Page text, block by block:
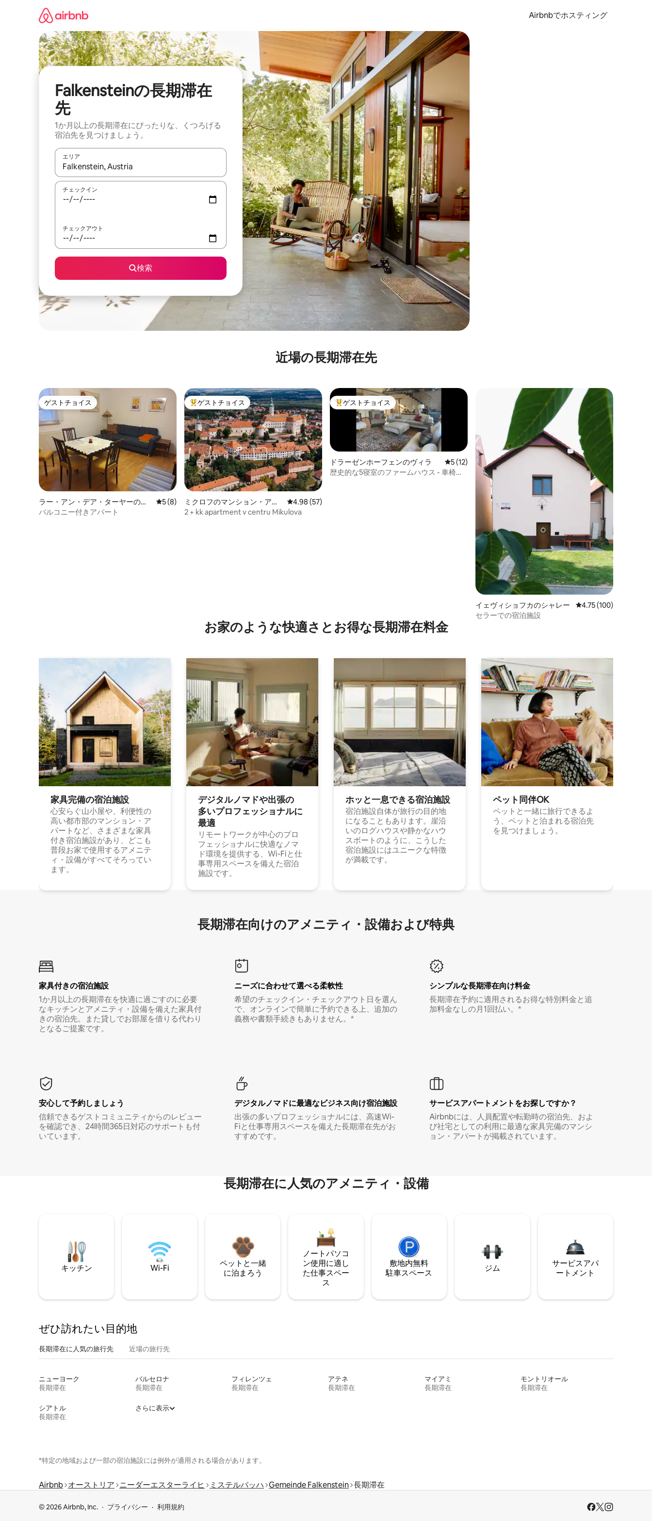
Airbnbでホスティング
Falkensteinの長期滞在
先
1か月以上の長期滞在にぴったりな、くつろげる
宿泊先を見つけましょう。
エリア
検索結果が表示されたら、上下の矢印キーを使って移動するか、画面をタッチまたはスワイプして検索結果を確認することができます。
チェックイン
チェックアウト
検索
近場の長期滞在先
ゲストチョイス
ゲストチョイス
ラー・アン・デア・ターヤーのマ
ンション・アパート
レビュー8件、5つ星中5つ星の平均評価
5 (8)
バルコニー付きアパート
大好評のゲストチョイスです。
ゲストチョイス
ミクロフのマンション・アパ
ート
レビュー57件、5つ星中4.98つ星の平均評価
4.98 (57)
2 + kk apartment v centru Mikulova
大好評のゲストチョイスです。
ゲストチョイス
ドラーゼンホーフェンのヴィラ レビュー12件、5つ星中5つ星の平均評価
5 (12)
歴史的な5寝室のファームハウス - 車椅子
イェヴィショフカのシャレー レビュー100件、5つ
4.75 (100)
セラーでの宿泊施設
お家のような快⁠適⁠さ⁠とお⁠得⁠な長⁠期⁠滞⁠在料⁠金
家具完備の宿⁠泊⁠施⁠設
心安らぐ山小屋や、利便性の
高い都市部のマンション・ア
パートなど、さまざまな家具
付き宿泊施設があり、どこも
普段お家で使用するアメニテ
ィ・設備がすべてそろってい
ます。
デジタルノマドや出⁠張⁠の
多⁠いプ⁠ロ⁠フ⁠ェ⁠ッ⁠シ⁠ョ⁠ナ⁠ル⁠に
最⁠適
リモートワークが中心のプロ
フェッショナルに快適なノマ
ド環境を提供する、Wi-Fiと仕
事専用スペースを備えた宿泊
施設です。
ホッと一⁠息⁠で⁠き⁠る宿⁠泊施⁠設
宿泊施設自体が旅行の目的地
になることもあります。崖沿
いのログハウスや静かなハウ
スボートのように、こうした
宿泊施設にはユニークな特徴
が満載です。
ペット同⁠伴OK
ペットと一緒に旅行できるよ
う、ペットと泊まれる宿泊先
を見つけましょう。
長期滞在向け⁠のア⁠メ⁠ニ⁠テ⁠ィ⁠・設⁠備⁠および特⁠典
家具付き⁠の宿⁠泊⁠施⁠設
1か月以上の長期滞在を快適に過ごすのに必要
なキッチンとアメニティ・設備を備えた家具付
きの宿泊先。また貸しでお部屋を借りる代わり
となるご提案です。
ニーズに合わせて選べる柔軟性
希望のチェックイン・チェックアウト日を選ん
で、オンラインで簡単に予約できる上、追加の
義務や書類手続きもありません。*
シンプルな長期滞在向け料金
長期滞在予約に適用されるお得な特別料金と追
加料金なしの月1回払い。*
安心して予約しましょう
信頼できるゲストコミュニティからのレビュー
を確認でき、24時間365日対応のサポートも付
いています。
デジタルノマド⁠に最⁠適⁠なビ⁠ジ⁠ネ⁠ス⁠向⁠け宿⁠泊⁠施⁠設
出張の多いプロフェッショナルには、高速Wi-
Fiと仕事専用スペースを備えた長期滞在先がお
すすめです。
サービスアパートメントをお探しですか？
Airbnbには、人員配置や転勤時の宿泊先、およ
び社宅としての利用に最適な家具完備のマンシ
ョン・アパートが掲載されています。
長期滞在に人気のアメニティ・設備
キッチン Wi-Fi
ペットと一緒
に泊まろう
ノートパソコ
ン使用に適し
た仕事スペー
ス
敷地内無料
駐⁠車ス⁠ペ⁠ー⁠ス
ジム
サービスアパ
ートメント
ぜひ訪⁠れ⁠た⁠い目⁠的⁠地
長期滞在に人気の旅行先 近場の旅行先
ニューヨーク
長期滞在
バルセロナ
長期滞在
フィレンツェ
長期滞在
アテネ
長期滞在
マイアミ
長期滞在
モントリオール
長期滞在
シアトル
長期滞在
さらに表示
*特定の地域および一部の宿泊施設には例外が適用される場合があります。
Airbnb オーストリア ニーダーエスターライヒ ミステルバッハ Gemeinde Falkenstein 長期滞在
© 2026 Airbnb, Inc. プライバシー 利用規約